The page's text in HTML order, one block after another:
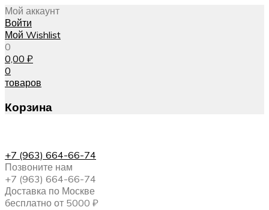
Мой аккаунт
Войти
Мой Wishlist
0
0,00 ₽
0
товаров
Корзина
+7 (963) 664-66-74
Позвоните нам
+7 (963) 664-66-74
Доставка по Москве
бесплатно от 5000 ₽